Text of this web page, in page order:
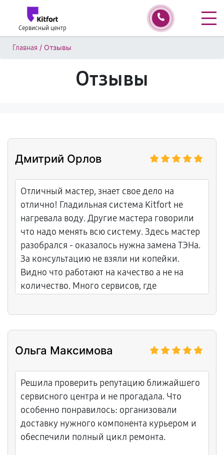
Сервисный центр
Главная / Отзывы
Отзывы
Дмитрий Орлов
Отличный мастер, знает свое дело на
отлично! Гладильная система Kitfort не
нагревала воду. Другие мастера говорили
что надо менять всю систему. Здесь мастер
разобрался - оказалось нужна замена ТЭНа.
За консультацию не взяли ни копейки.
Видно что работают на качество а не на
количество. Много сервисов, где
ответственные, порядочные
дали гарантию. Гладильная система теперь
Ольга Максимова
Решила проверить репутацию ближайшего
сервисного центра и не прогадала. Что
особенно понравилось: организовали
доставку нужного компонента курьером и
обеспечили полный цикл ремонта.